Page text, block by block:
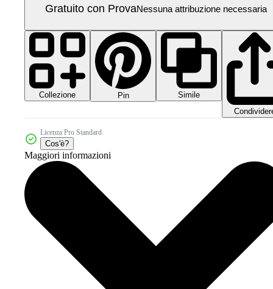
Gratuito con ProvaNessuna attribuzione necessaria
Collezione Pin
Simile
Licenza Pro Standard
Cos'è?
Maggiori informazioni